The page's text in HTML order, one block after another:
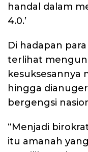
handal dalam
4.0.’
Di hadapan
terlihat
kesuksesannya
hingga
bergengsi
“Menjadi
itu amanah